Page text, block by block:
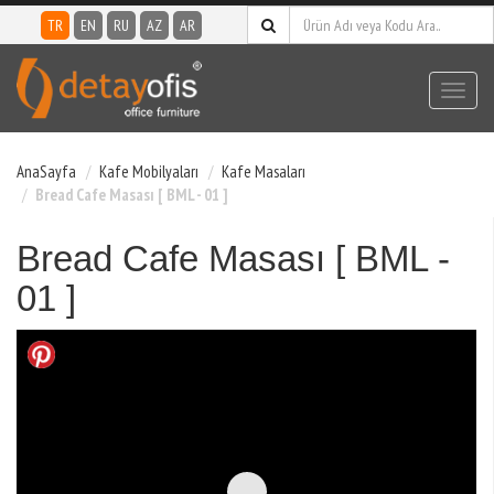
TR EN RU AZ AR
AnaSayfa Kafe Mobilyaları
Kafe Masaları
Bread Cafe Masası [ BML - 01 ]
Bread Cafe Masası [ BML -
01 ]